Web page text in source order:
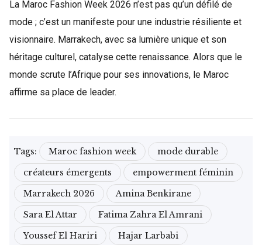
La Maroc Fashion Week 2026 n’est pas qu’un défilé de
mode ; c’est un manifeste pour une industrie résiliente et
visionnaire. Marrakech, avec sa lumière unique et son
héritage culturel, catalyse cette renaissance. Alors que le
monde scrute l’Afrique pour ses innovations, le Maroc
affirme sa place de leader.
Tags: Maroc fashion week
mode durable
créateurs émergents
empowerment féminin
Marrakech 2026
Amina Benkirane
Sara El Attar
Fatima Zahra El Amrani
Youssef El Hariri
Hajar Larbabi